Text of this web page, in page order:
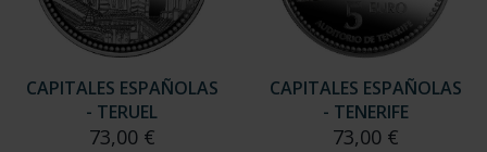
CAPITALES ESPAÑOLAS
- TERUEL
73,00 €
CAPITALES ESPAÑOLAS
- TENERIFE
73,00 €